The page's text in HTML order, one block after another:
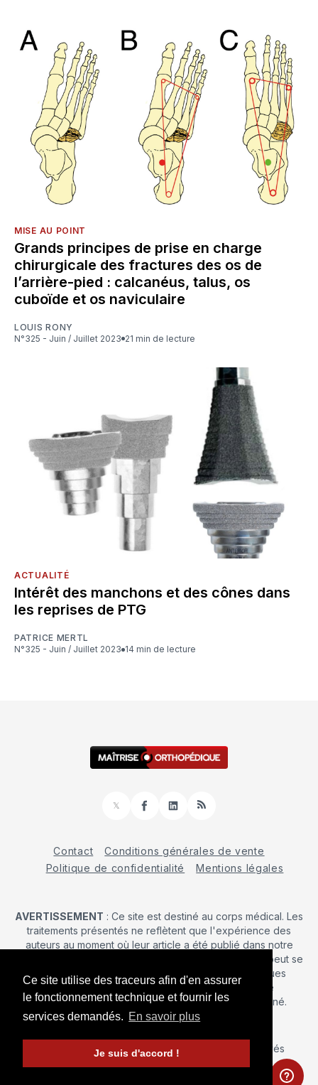
Ce site utilise des traceurs afin d'en assurer
le fonctionnement technique et fournir les
services demandés. En savoir plus
Je suis d'accord !
MISE AU POINT
Grands principes de prise en charge
chirurgicale des fractures des os de
l’arrière-pied : calcanéus, talus, os
cuboïde et os naviculaire
LOUIS RONY
N°325 - Juin / Juillet 2023
21 min de lecture
ACTUALITÉ
Intérêt des manchons et des cônes dans
les reprises de PTG
PATRICE MERTL
N°325 - Juin / Juillet 2023
14 min de lecture
𝕏
FacebookLinkedInRSS
Contact
Conditions générales de vente
Politique de confidentialité
Mentions légales
AVERTISSEMENT : Ce site est destiné au corps médical. Les
traitements présentés ne reflètent que l'expérience des
auteurs au moment où leur article a été publié dans notre
journal. La décision d’une intervention chirurgicale ne peut se
prendre qu'après un examen clinique. Les techniques
publiées ici ne sauraient justifier une quelconque
revendication de la part d'un soignant ou d'un soigné.
© 2026 Maîtrise Orthopédique – Tous droits réservés